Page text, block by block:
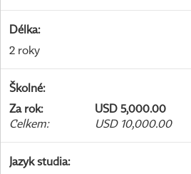
Délka:
2 roky
Školné:
Za rok:
USD 5,000.00
Celkem: USD 10,000.00
Jazyk studia: